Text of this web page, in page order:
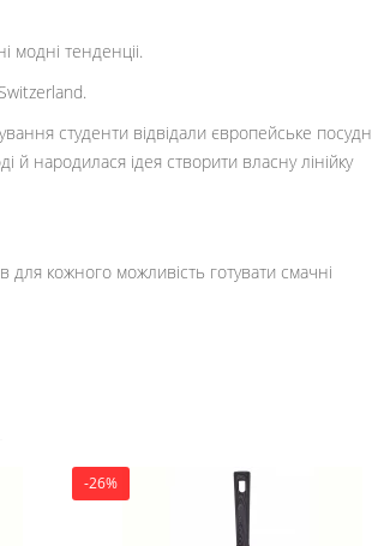
модні тенденціі.
студенти відвідали європейське
народилася ідея створити власну лінійку
для кожного можливість готувати смачні
-26%